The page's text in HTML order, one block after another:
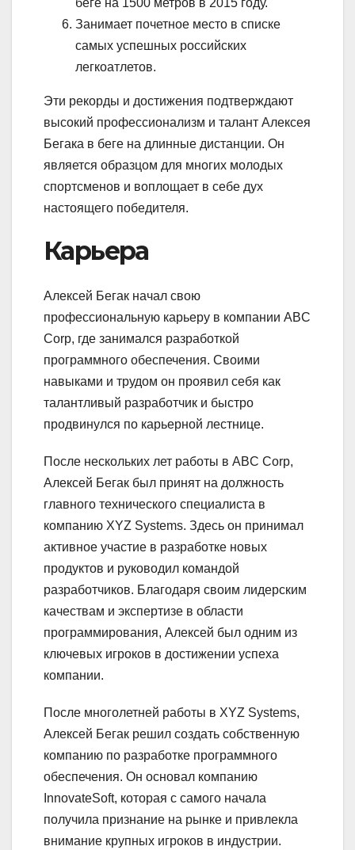
беге на 1500 метров в 2015 году.
Занимает почетное место в списке
самых успешных российских
легкоатлетов.
Эти рекорды и достижения подтверждают
высокий профессионализм и талант Алексея
Бегака в беге на длинные дистанции. Он
является образцом для многих молодых
спортсменов и воплощает в себе дух
настоящего победителя.
Карьера
Алексей Бегак начал свою
профессиональную карьеру в компании ABC
Corp, где занимался разработкой
программного обеспечения. Своими
навыками и трудом он проявил себя как
талантливый разработчик и быстро
продвинулся по карьерной лестнице.
После нескольких лет работы в ABC Corp,
Алексей Бегак был принят на должность
главного технического специалиста в
компанию XYZ Systems. Здесь он принимал
активное участие в разработке новых
продуктов и руководил командой
разработчиков. Благодаря своим лидерским
качествам и экспертизе в области
программирования, Алексей был одним из
ключевых игроков в достижении успеха
компании.
После многолетней работы в XYZ Systems,
Алексей Бегак решил создать собственную
компанию по разработке программного
обеспечения. Он основал компанию
InnovateSoft, которая с самого начала
получила признание на рынке и привлекла
внимание крупных игроков в индустрии.